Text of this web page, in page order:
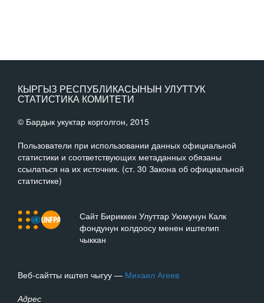
КЫРГЫЗ РЕСПУБЛИКАСЫНЫН УЛУТТУК
СТАТИСТИКА КОМИТЕТИ
© Бардык укуктар корголгон, 2015
Пользователи при использовании данных официальной
статистики и соответствующих метаданных обязаны
ссылаться на их источник. (ст. 30 Закона об официальной
статистике)
Сайт Бириккен Улуттар Уюмунун Калк
фондунун колдоосу менен иштелип
чыккан
Веб-сайтты иштеп чыгуу — Михаил Агеев
Адрес